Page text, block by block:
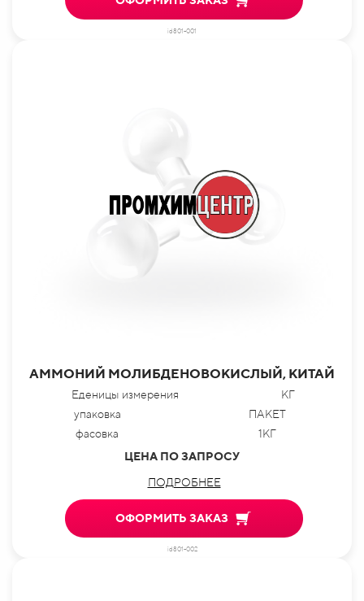
id801-001
АММОНИЙ МОЛИБДЕНОВОКИСЛЫЙ, КИТАЙ
Еденицы измерения
КГ
упаковка
ПАКЕТ
фасовка
1КГ
ЦЕНА ПО ЗАПРОСУ
ПОДРОБНЕЕ
ОФОРМИТЬ ЗАКАЗ
id801-002